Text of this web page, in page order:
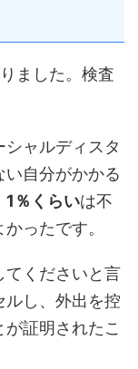
ました。検査
ャルディスタ
自分がかかる
1％くらいは不
ったです。
てくださいと言
ルし、外出を控
証明されたこ